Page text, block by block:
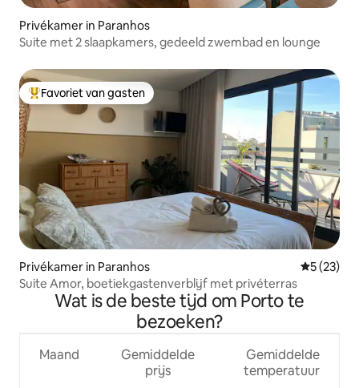
Privékamer in Paranhos
Suite met 2 slaapkamers, gedeeld zwembad en lounge
Topfavoriet van gasten
Favoriet van gasten
Privékamer in Paranhos
5 (23)
Suite Amor, boetiekgastenverblijf met privéterras
Wat is de beste tijd om Porto te
bezoeken?
Maand
Gemiddelde
prijs
Gemiddelde
temperatuur